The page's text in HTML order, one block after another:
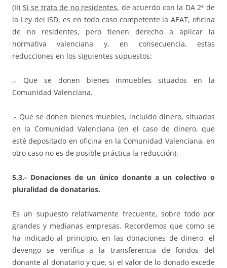
(II) Si se trata de no residentes, de acuerdo con la DA 2ª de
la Ley del ISD, es en todo caso competente la AEAT, oficina
de no residentes, pero tienen derecho a aplicar la
normativa valenciana y, en consecuencia, estas
reducciones en los siguientes supuestos:
.- Que se donen bienes inmuebles situados en la
Comunidad Valenciana.
.- Que se donen bienes muebles, incluido dinero, situados
en la Comunidad Valenciana (en el caso de dinero, que
esté depositado en oficina en la Comunidad Valenciana, en
otro caso no es de posible práctica la reducción).
5.3.- Donaciones de un único donante a un colectivo o
pluralidad de donatarios.
Es un supuesto relativamente frecuente, sobre todo por
grandes y medianas empresas. Recordemos que como se
ha indicado al principio, en las donaciones de dinero, el
devengo se verifica a la transferencia de fondos del
donante al donatario y que, si el valor de lo donado excede